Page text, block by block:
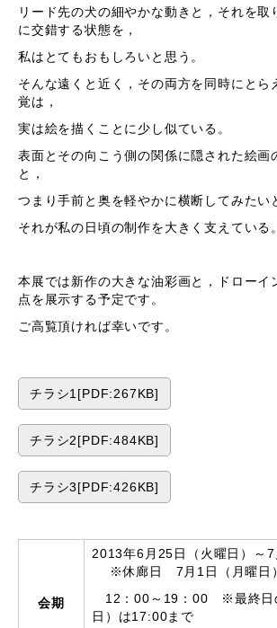
リード先の犬の細やかな動きと，それを取
に交錯する状態を，
私はとてもおもしろいと思う。
そんな遠くと近く，その両方を同時にとら
覚は，
実は絵を描くことに少し似ている。
表面とその向こう側の関係に隠された絵画
と，
つまり手前と奥を軽やかに横断してみたい
それが私の日頃の制作を大きく支えている。
本展では新作の大きな油彩画と，ドローイ
点を展示する予定です。
ご高覧頂ければ幸いです。
チラシ1[PDF:267KB]
チラシ2[PDF:484KB]
チラシ3[PDF:426KB]
会期
2013年6月25日（火曜日）～7
※休廊日 7月1日（月曜日
12：00～19：00 ※最終日
日）は17:00まで